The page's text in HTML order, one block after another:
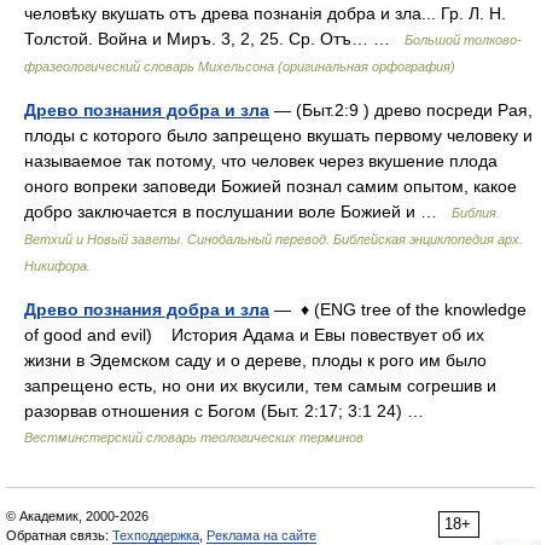
человѣку вкушать отъ древа познанія добра и зла... Гр. Л. Н.
Толстой. Война и Миръ. 3, 2, 25. Ср. Отъ… …
Большой толково-
фразеологический словарь Михельсона (оригинальная орфография)
Древо познания добра и зла — (Быт.2:9 ) древо посреди Рая,
плоды с которого было запрещено вкушать первому человеку и
называемое так потому, что человек через вкушение плода
оного вопреки заповеди Божией познал самим опытом, какое
добро заключается в послушании воле Божией и …
Библия.
Ветхий и Новый заветы. Синодальный перевод. Библейская энциклопедия арх.
Никифора.
Древо познания добра и зла — ♦ (ENG tree of the knowledge
of good and evil) История Адама и Евы повествует об их
жизни в Эдемском саду и о дереве, плоды к рого им было
запрещено есть, но они их вкусили, тем самым согрешив и
разорвав отношения с Богом (Быт. 2:17; 3:1 24) …
Вестминстерский словарь теологических терминов
18+
© Академик, 2000-2026
Обратная связь: Техподдержка Реклама на сайте